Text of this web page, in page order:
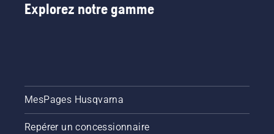
Explorez notre gamme
MesPages Husqvarna
Repérer un concessionnaire